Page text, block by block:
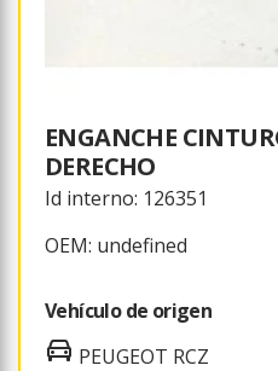
ENGANCHE
DERECHO
Id interno: 126351
OEM: undefined
Vehículo de origen
PEUGEOT RCZ